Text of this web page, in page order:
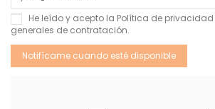
He leído y acepto la Política de privacidad
generales de contratación.